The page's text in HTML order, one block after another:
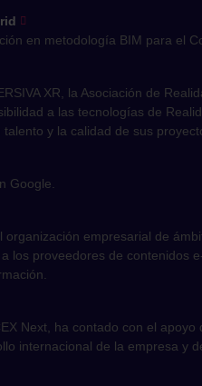
en metodología BIM para el
XR, la Asociación de
a las tecnologías de
y la calidad de sus
Google.
empresarial de
los proveedores de contenidos
Next, ha contado con el
internacional de la empresa y